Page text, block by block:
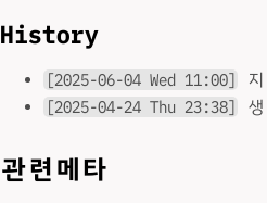
History
[2025-06-04 Wed 11:00]
[2025-04-24 Thu 23:38]
관련메타